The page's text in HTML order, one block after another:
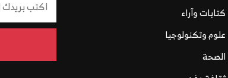
كتابات وآراء
علوم وتكنولوجيا
الصحة